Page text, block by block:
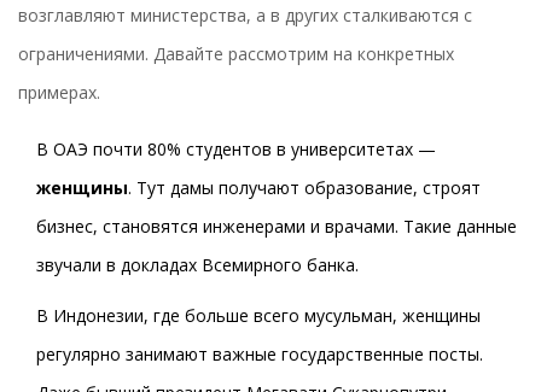
возглавляют министерства, а в других сталкиваются с
ограничениями. Давайте рассмотрим на конкретных
примерах.
В ОАЭ почти 80% студентов в университетах —
женщины. Тут дамы получают образование, строят
бизнес, становятся инженерами и врачами. Такие данные
звучали в докладах Всемирного банка.
В Индонезии, где больше всего мусульман, женщины
регулярно занимают важные государственные посты.